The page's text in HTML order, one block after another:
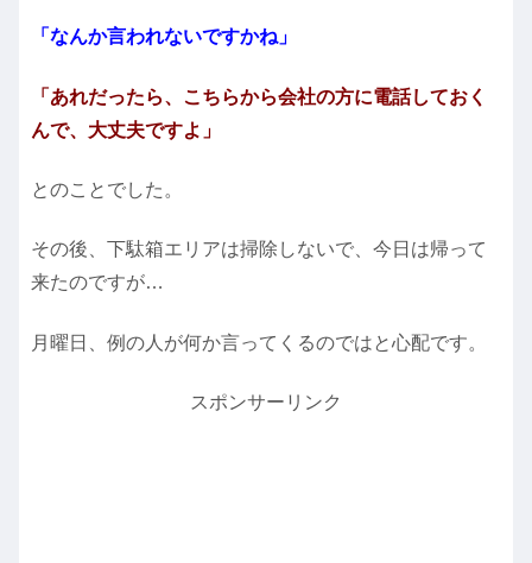
「なんか言われないですかね」
「あれだったら、こちらから会社の方に電話しておく
んで、大丈夫ですよ」
とのことでした。
その後、下駄箱エリアは掃除しないで、今日は帰って
来たのですが…
月曜日、例の人が何か言ってくるのではと心配です。
スポンサーリンク